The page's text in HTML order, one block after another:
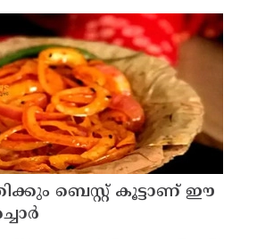
ബെസ്റ്റ് കൂട്ടാണ് ഈ